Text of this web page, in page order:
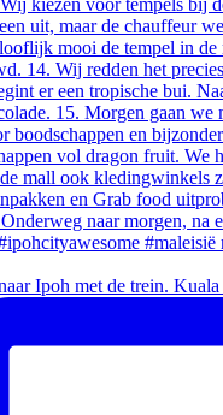
Ipoh met de trein.